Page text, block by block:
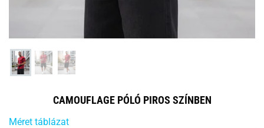
CAMOUFLAGE PÓLÓ PIROS SZÍNBEN
Méret táblázat